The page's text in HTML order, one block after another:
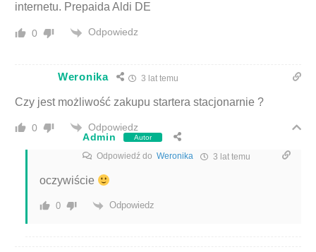
internetu. Prepaida Aldi DE
0 Odpowiedz
Weronika 3 lat temu
Czy jest możliwość zakupu startera stacjonarnie ?
0
Odpowiedz
Admin
Autor
Odpowiedź do Weronika 3 lat temu
oczywiście
0 Odpowiedz